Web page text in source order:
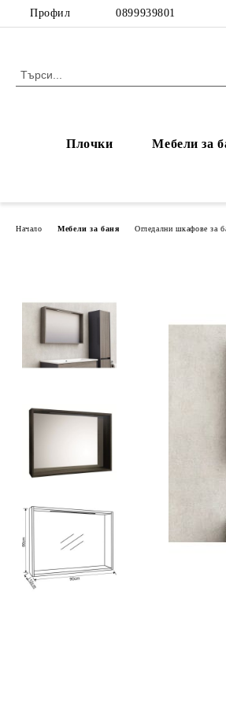
Профил 0899939801
Плочки Мебели за
Начало Мебели за баня Огледални шкафове за